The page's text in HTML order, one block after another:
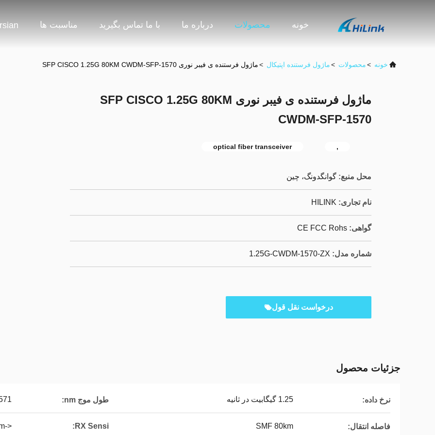
خونه محصولات درباره ما با ما تماس بگیرید مناسبت ها
خونه >محصولات >ماژول فرستنده اپتیکال >ماژول فرستنده ی فیبر نوری SFP CISCO 1.25G 80KM CWDM-SFP-1570
ماژول فرستنده ی فیبر نوری SFP CISCO 1.25G 80KM
CWDM-SFP-1570
,
optical fiber transceiver
محل منبع: گوانگدونگ، چین
نام تجاری: HILINK
گواهی: CE FCC Rohs
شماره مدل: 1.25G-CWDM-1570-ZX
درخواست نقل قول
جزئیات محصول
نرخ داده: 1.25 گیگابیت در ثانیه طول موج nm:
فاصله انتقال: SMF 80km
RX Sensi:
<-26dBm